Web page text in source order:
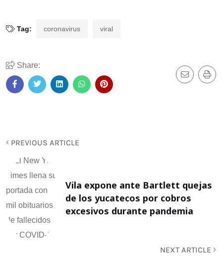
Tag: coronavirus viral
Share:
PREVIOUS ARTICLE
Vila expone ante Bartlett quejas
de los yucatecos por cobros
excesivos durante pandemia
NEXT ARTICLE